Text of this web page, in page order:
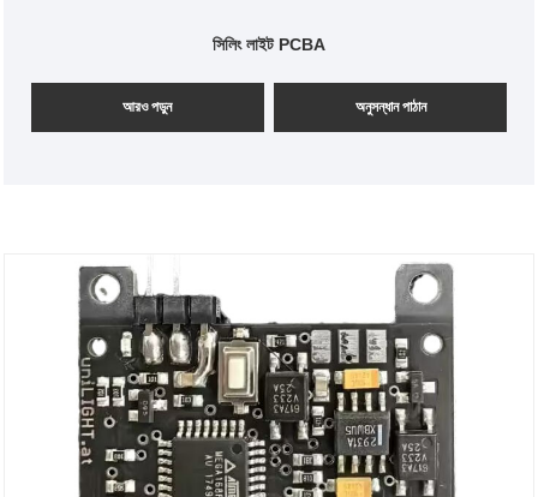
সিলিং লাইট PCBA
আরও পড়ুন অনুসন্ধান পাঠান